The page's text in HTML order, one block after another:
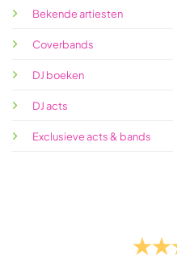
Bekende artiesten
Coverbands
DJ boeken
DJ acts
Exclusieve acts & bands